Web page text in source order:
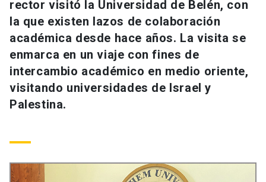
Información para keyboard_arrow_down
Futuros estudiantes
Estudiantes
Académicos
Go to english site launch
ACCESOS DIRECTOS
Mi Portal UC
rector visitó la Universidad de Belén, con
la que existen lazos de colaboración
académica desde hace años. La visita se
enmarca en un viaje con fines de
intercambio académico en medio oriente,
visitando universidades de Israel y
Palestina.